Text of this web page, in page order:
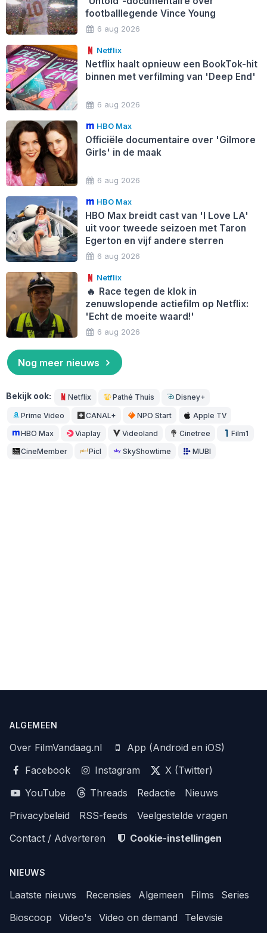
footballlegende Vince Young
6 aug 2026
Netflix
Netflix haalt opnieuw een BookTok-hit
binnen met verfilming van 'Deep End'
6 aug 2026
HBO Max
Officiële documentaire over 'Gilmore
Girls' in de maak
6 aug 2026
HBO Max
HBO Max breidt cast van 'I Love LA'
uit voor tweede seizoen met Taron
Egerton en vijf andere sterren
6 aug 2026
Netflix
🔥 Race tegen de klok in
zenuwslopende actiefilm op Netflix:
'Echt de moeite waard!'
6 aug 2026
Nog meer nieuws
Bekijk ook: Netflix Pathé Thuis Disney+
Prime Video CANAL+ NPO Start Apple TV
HBO Max Viaplay Videoland Cinetree Film1
CineMember Picl SkyShowtime MUBI
ALGEMEEN
Over FilmVandaag.nl
App (Android en iOS)
Facebook
Instagram
X (Twitter)
YouTube
Threads Redactie
Nieuws
Privacybeleid
RSS-feeds
Veelgestelde vragen
Contact / Adverteren
Cookie-instellingen
NIEUWS
Laatste nieuws Recensies Algemeen Films
Series
Bioscoop
Video's Video on demand
Televisie